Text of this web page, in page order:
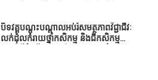
អភិវឌ្ឍន៍អតីតយុទ្ធជន មរតកតេជោធិបតី
ថ្លុកកព្រីង
បិទវគ្គបណ្តុះបណ្តាលអប់រំសមត្ថភាពវិជ្ជាជីវៈ
លក់ដុំលក់រាយថ្នាំកសិកម្ម និងជីកសិកម្ម